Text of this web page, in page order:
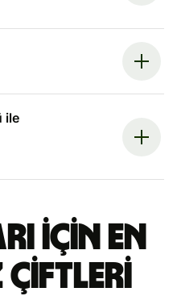
ile
için en
çiftleri